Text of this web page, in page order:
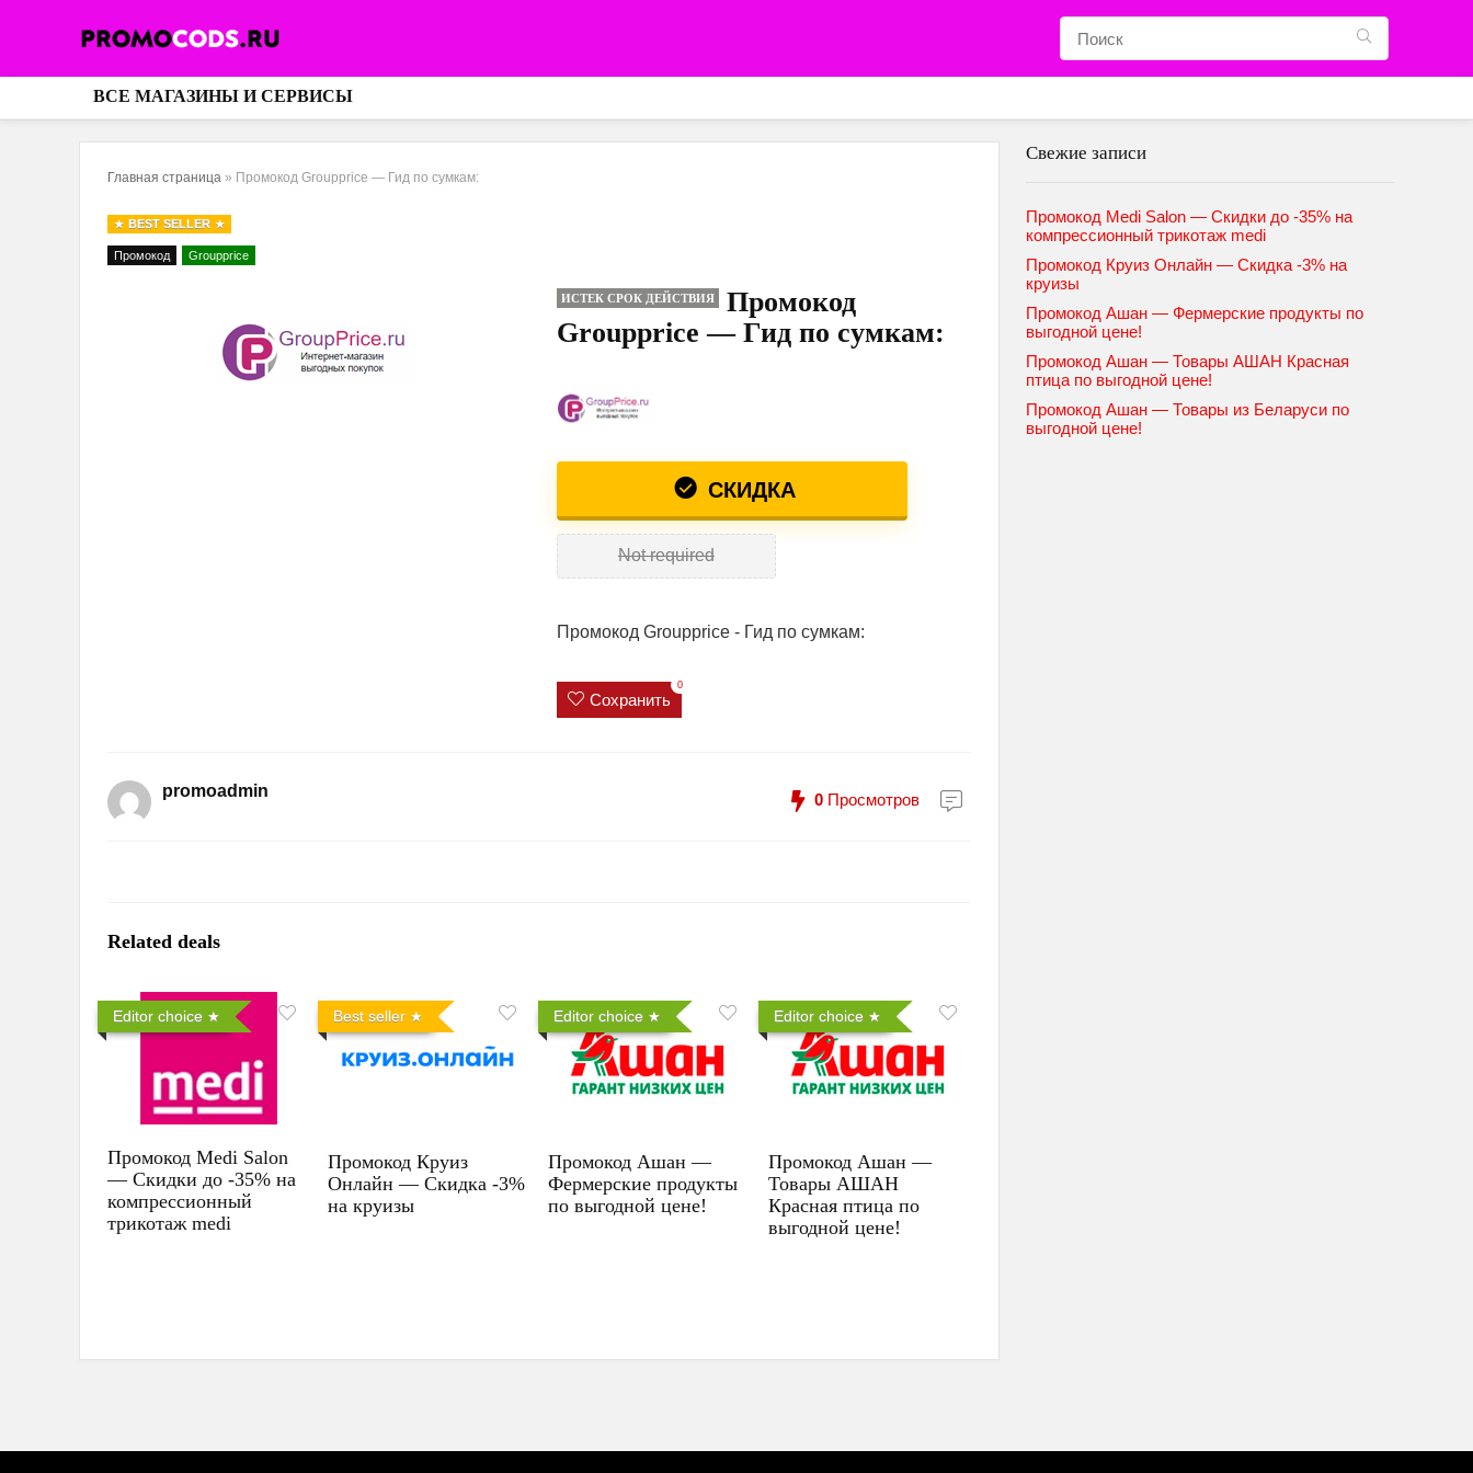
ВСЕ МАГАЗИНЫ И СЕРВИСЫ
Главная страница » Промокод Groupprice — Гид по сумкам:
BEST SELLER
Промокод Groupprice
ИСТЕК СРОК ДЕЙСТВИЯ
Промокод
Groupprice — Гид по сумкам:
СКИДКА
Not required
Промокод Groupprice - Гид по сумкам:
Сохранить
0
promoadmin 0 Просмотров
Related deals
Editor choice
Промокод Medi Salon
— Скидки до -35% на
компрессионный
трикотаж medi
Best seller
Промокод Круиз
Онлайн — Скидка -3%
на круизы
Editor choice
Промокод Ашан —
Фермерские продукты
по выгодной цене!
Editor choice
Промокод Ашан —
Товары АШАН
Красная птица по
выгодной цене!
Свежие записи
Промокод Medi Salon — Скидки до -35% на
компрессионный трикотаж medi
Промокод Круиз Онлайн — Скидка -3% на
круизы
Промокод Ашан — Фермерские продукты по
выгодной цене!
Промокод Ашан — Товары АШАН Красная
птица по выгодной цене!
Промокод Ашан — Товары из Беларуси по
выгодной цене!